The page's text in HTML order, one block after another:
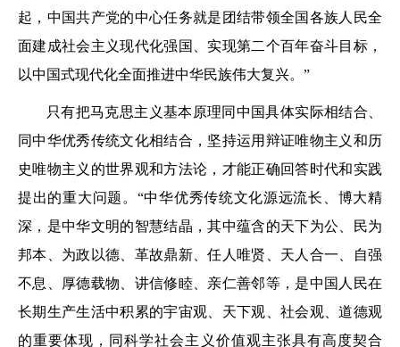
起，中国共产党的中心任务就是团结带领全国各族人民全
面建成社会主义现代化强国、实现第二个百年奋斗目标，
以中国式现代化全面推进中华民族伟大复兴。”
只有把马克思主义基本原理同中国具体实际相结合、
同中华优秀传统文化相结合，坚持运用辩证唯物主义和历
史唯物主义的世界观和方法论，才能正确回答时代和实践
提出的重大问题。“中华优秀传统文化源远流长、博大精
深，是中华文明的智慧结晶，其中蕴含的天下为公、民为
邦本、为政以德、革故鼎新、任人唯贤、天人合一、自强
不息、厚德载物、讲信修睦、亲仁善邻等，是中国人民在
长期生产生活中积累的宇宙观、天下观、社会观、道德观
的重要体现，同科学社会主义价值观主张具有高度契合